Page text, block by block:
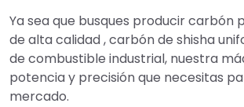
Ya sea que busques producir carbón
de alta calidad , carbón de shisha
de combustible industrial, nuestra
potencia y precisión que necesitas
mercado.